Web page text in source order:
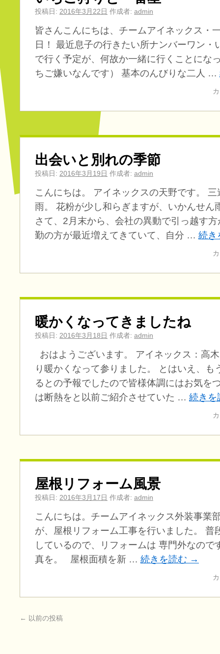
投稿日: 2016年3月22日 作成者: admin
皆さんこんにちは、チームアイネックス・
日！ 最近息子の行きたい所ナンバーワン・
で行く予定が、何故か一緒に行くことにな
ちご嫌いなんです） 基本のんびりな二人 …
出会いと別れの季節
投稿日: 2016年3月19日 作成者: admin
こんにちは。 アイネックスの天野です。
雨。 花粉が少し和らぎますが、いかんせん
さて、2月末から、会社の異動で引っ越す
勤の方が最近増えてきていて、自分 … 続
暖かくなってきましたね
投稿日: 2016年3月18日 作成者: admin
おはようございます。 アイネックス：高
り暖かくなって参りました。 とはいえ、も
るとの予報でしたので皆様体調にはお気を
は断熱をと以前ご紹介させていた … 続き
屋根リフォーム風景
投稿日: 2016年3月17日 作成者: admin
こんにちは。チームアイネックス外装事業
が、屋根リフォーム工事を行いました。 普
しているので、リフォームは 専門外なので
真を。 屋根面積を新 … 続きを読む →
← 以前の投稿